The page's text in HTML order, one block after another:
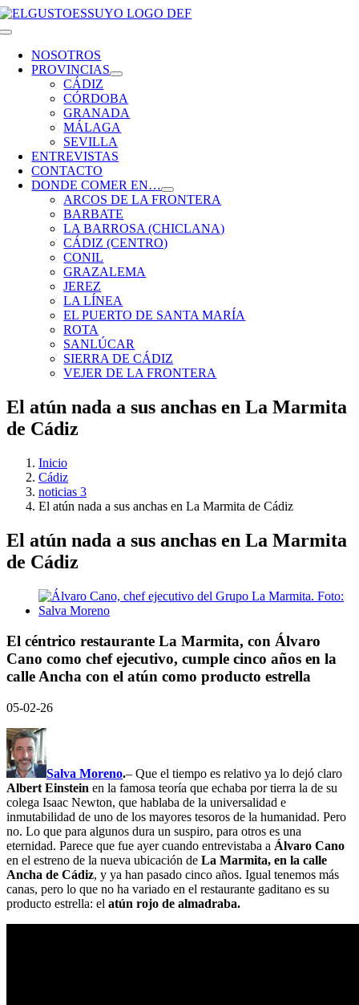
Saltar
al
Toggle
NavigationNOSOTROS
PROVINCIAS
CÁDIZ
CÓRDOBA
GRANADA
MÁLAGA
SEVILLA
ENTREVISTAS
CONTACTO
DONDE COMER EN…
ARCOS DE LA FRONTERA
BARBATE
LA BARROSA (CHICLANA)
CÁDIZ (CENTRO)
CONIL
GRAZALEMA
JEREZ
LA LÍNEA
EL PUERTO DE SANTA MARÍA
ROTA
SANLÚCAR
SIERRA DE CÁDIZ
VEJER DE LA FRONTERA
El atún nada a sus anchas en La Marmita
de Cádiz
Inicio
Cádiz
noticias 3
El atún nada a sus anchas en La Marmita de Cádiz
El atún nada a sus anchas en La Marmita
de Cádiz
Ver
imagen
grande
El céntrico restaurante La Marmita, con Álvaro
Cano como chef ejecutivo, cumple cinco años en la
calle Ancha con el atún como producto estrella
05-02-26
Salva Moreno.– Que el tiempo es relativo ya lo dejó claro
Albert Einstein en la famosa teoría que echaba por tierra la de su
colega Isaac Newton, que hablaba de la universalidad e
inmutabilidad de uno de los mayores tesoros de la humanidad. Pero
no. Lo que para algunos dura un suspiro, para otros es una
eternidad. Parece que fue ayer cuando entrevistaba a Álvaro Cano
en el estreno de la nueva ubicación de La Marmita, en la calle
Ancha de Cádiz, y ya han pasado cinco años. Igual tenemos más
canas, pero lo que no ha variado en el restaurante gaditano es su
producto estrella: el atún rojo de almadraba.